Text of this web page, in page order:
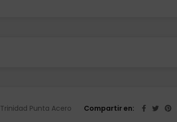
Trinidad Punta Acero Compartir en